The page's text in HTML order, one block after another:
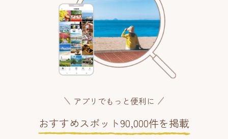
アプリでもっと便利に
おすすめスポット90,000件を掲載